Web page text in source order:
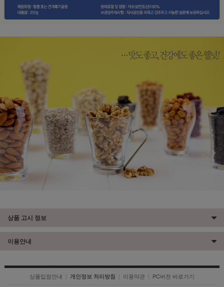
상품 고시 정보
이용안내
상품입점안내 | 개인정보 처리방침 | 이용약관 | PC버전 바로가기